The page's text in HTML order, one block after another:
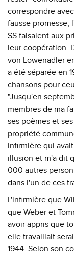
correspondre
fausse promesse,
SS faisaient aux
leur coopération.
von Löwenadler
a été séparée en
chansons pour
"Jusqu'en
membres de ma
ses poèmes et
propriété
infirmière qui
illusion et m'a dit
000 autres
dans l'un de ces
L'infirmière que
que Weber et
avoir appris que
elle travaillait
1944. Selon son